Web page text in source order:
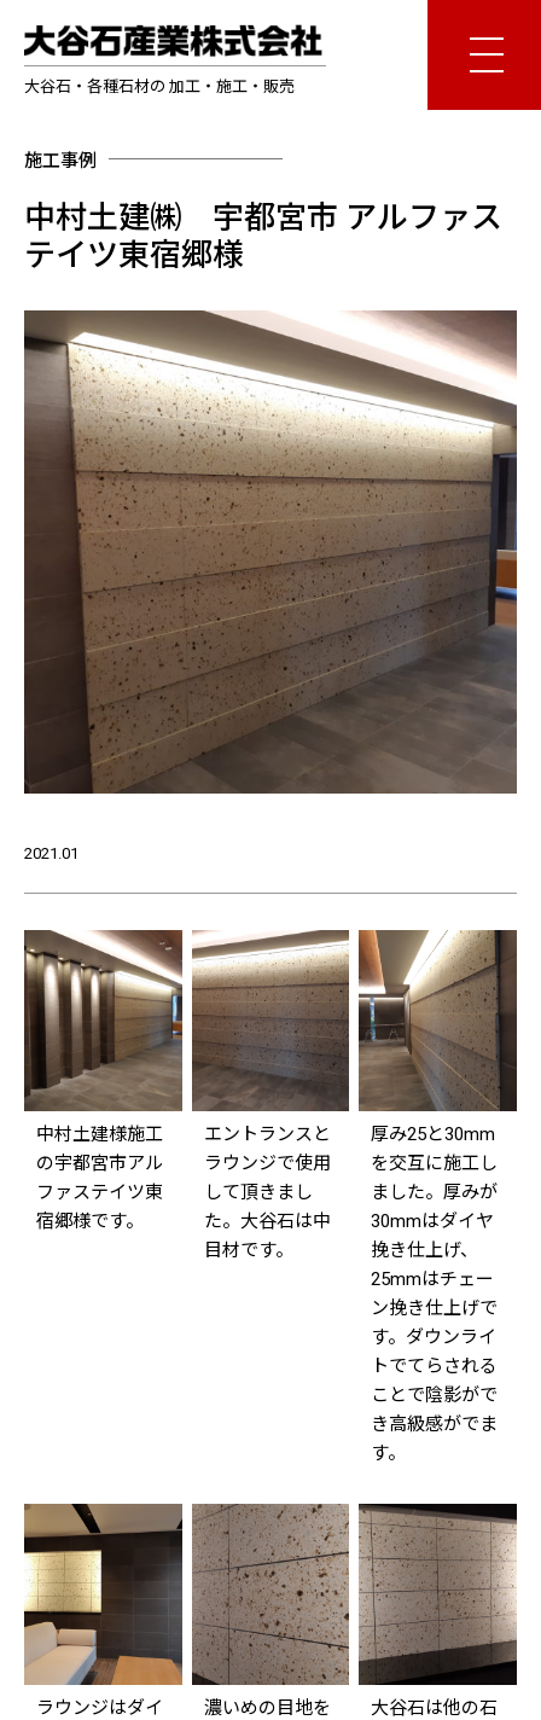
大谷石・各種石材の 加工・施工・販売
施工事例
中村土建㈱ 宇都宮市 アルファス
テイツ東宿郷様
2021.01
中村土建様施工
の宇都宮市アル
ファステイツ東
宿郷様です。
エントランスと
ラウンジで使用
して頂きまし
た。大谷石は中
目材です。
厚み25と30mm
を交互に施工し
ました。厚みが
30mmはダイヤ
挽き仕上げ、
25mmはチェー
ン挽き仕上げで
す。ダウンライ
トでてらされる
ことで陰影がで
き高級感がでま
す。
ラウンジはダイ
濃いめの目地を
大谷石は他の石